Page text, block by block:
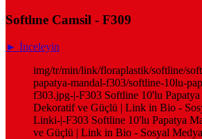
Softlıne Camsil - F309
► İnceleyin
img/tr/min/link/floraplastik/softline/
papatya-mandal-f303/softline-10lu-
f303.jpg-|-F303 Softline 10'lu
Dekoratif ve Güçlü | Link in Bio -
Linki-|-F303 Softline 10'lu Papatya
ve Güçlü | Link in Bio - Sosyal